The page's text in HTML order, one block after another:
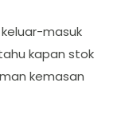
masuk
kapan stok
kemasan